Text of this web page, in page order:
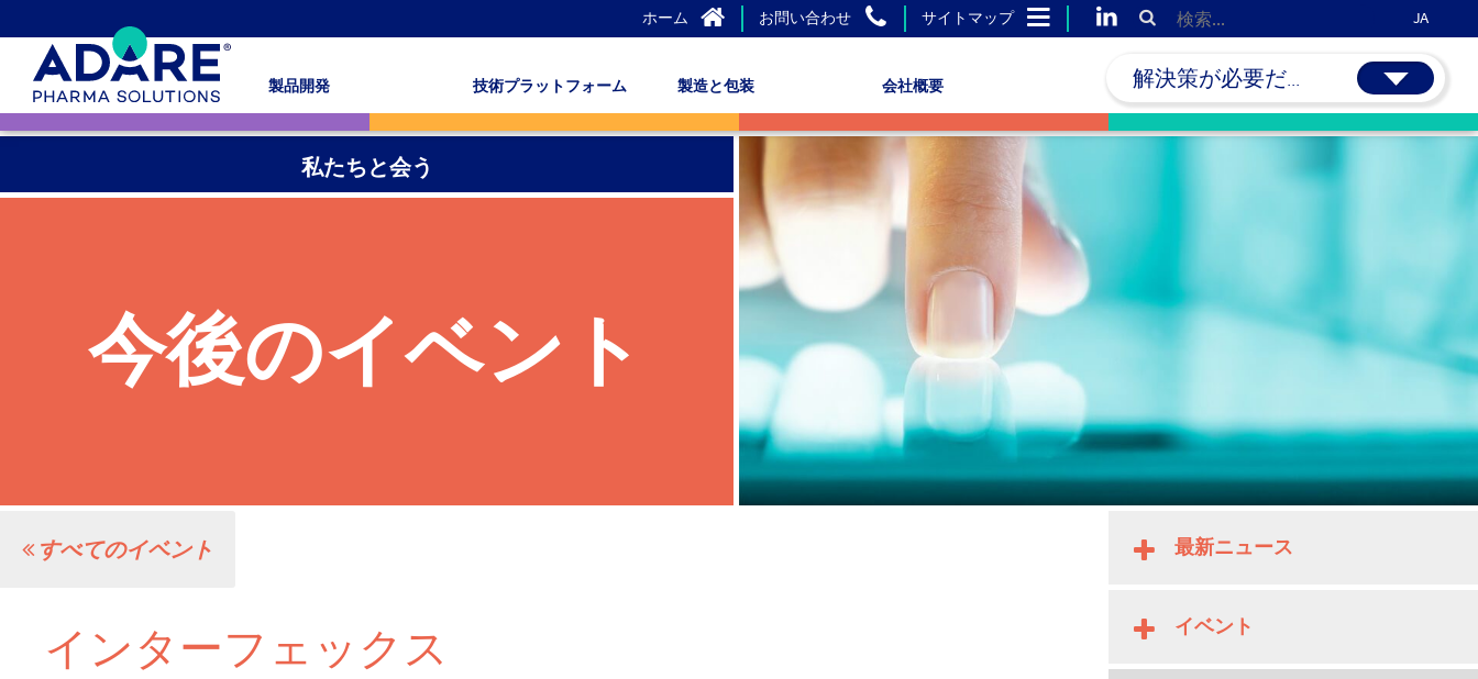
ホーム お問い合わせ サイトマップ JA
製品開発 技術プラットフォーム 製造と包装 会社概要 解決策が必要だ...
私たちと会う
今後のイベント
すべてのイベント
インターフェックス
最新ニュース
イベント